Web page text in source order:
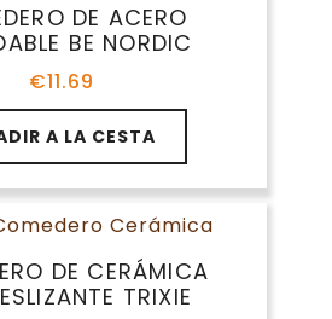
DE ACERO
BE NORDIC
€11.69
A LA CESTA
DE CERÁMICA
TRIXIE